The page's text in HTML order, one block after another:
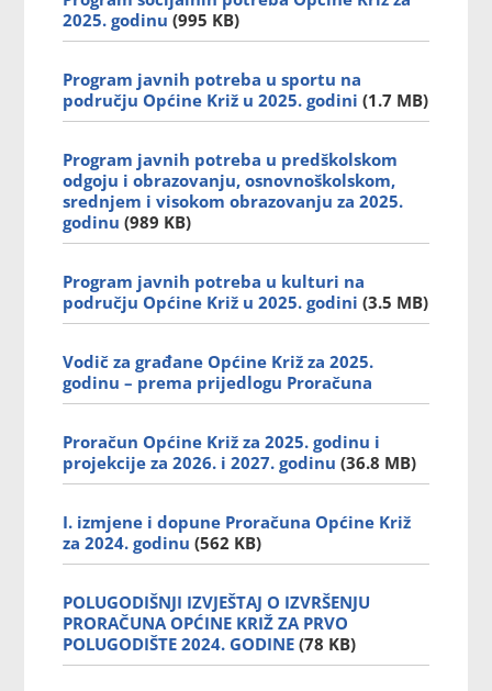
2025. godinu(995 KB)
Program javnih potreba u sportu na
području Općine Križ u 2025. godini(1.7 MB)
Program javnih potreba u predškolskom
odgoju i obrazovanju, osnovnoškolskom,
srednjem i visokom obrazovanju za 2025.
godinu(989 KB)
Program javnih potreba u kulturi na
području Općine Križ u 2025. godini(3.5 MB)
Vodič za građane Općine Križ za 2025.
godinu – prema prijedlogu Proračuna
Proračun Općine Križ za 2025. godinu i
projekcije za 2026. i 2027. godinu(36.8 MB)
I. izmjene i dopune Proračuna Općine Križ
za 2024. godinu(562 KB)
POLUGODIŠNJI IZVJEŠTAJ O IZVRŠENJU
PRORAČUNA OPĆINE KRIŽ ZA PRVO
POLUGODIŠTE 2024. GODINE(78 KB)